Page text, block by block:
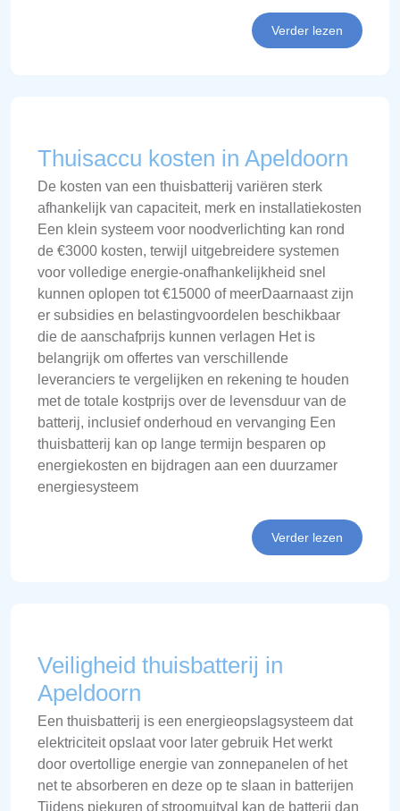
Verder lezen
Thuisaccu kosten in Apeldoorn
De kosten van een thuisbatterij variëren sterk
afhankelijk van capaciteit, merk en installatiekosten
Een klein systeem voor noodverlichting kan rond
de €3000 kosten, terwijl uitgebreidere systemen
voor volledige energie-onafhankelijkheid snel
kunnen oplopen tot €15000 of meerDaarnaast zijn
er subsidies en belastingvoordelen beschikbaar
die de aanschafprijs kunnen verlagen Het is
belangrijk om offertes van verschillende
leveranciers te vergelijken en rekening te houden
met de totale kostprijs over de levensduur van de
batterij, inclusief onderhoud en vervanging Een
thuisbatterij kan op lange termijn besparen op
energiekosten en bijdragen aan een duurzamer
energiesysteem
Verder lezen
Veiligheid thuisbatterij in
Apeldoorn
Een thuisbatterij is een energieopslagsysteem dat
elektriciteit opslaat voor later gebruik Het werkt
door overtollige energie van zonnepanelen of het
net te absorberen en deze op te slaan in batterijen
Tijdens piekuren of stroomuitval kan de batterij dan